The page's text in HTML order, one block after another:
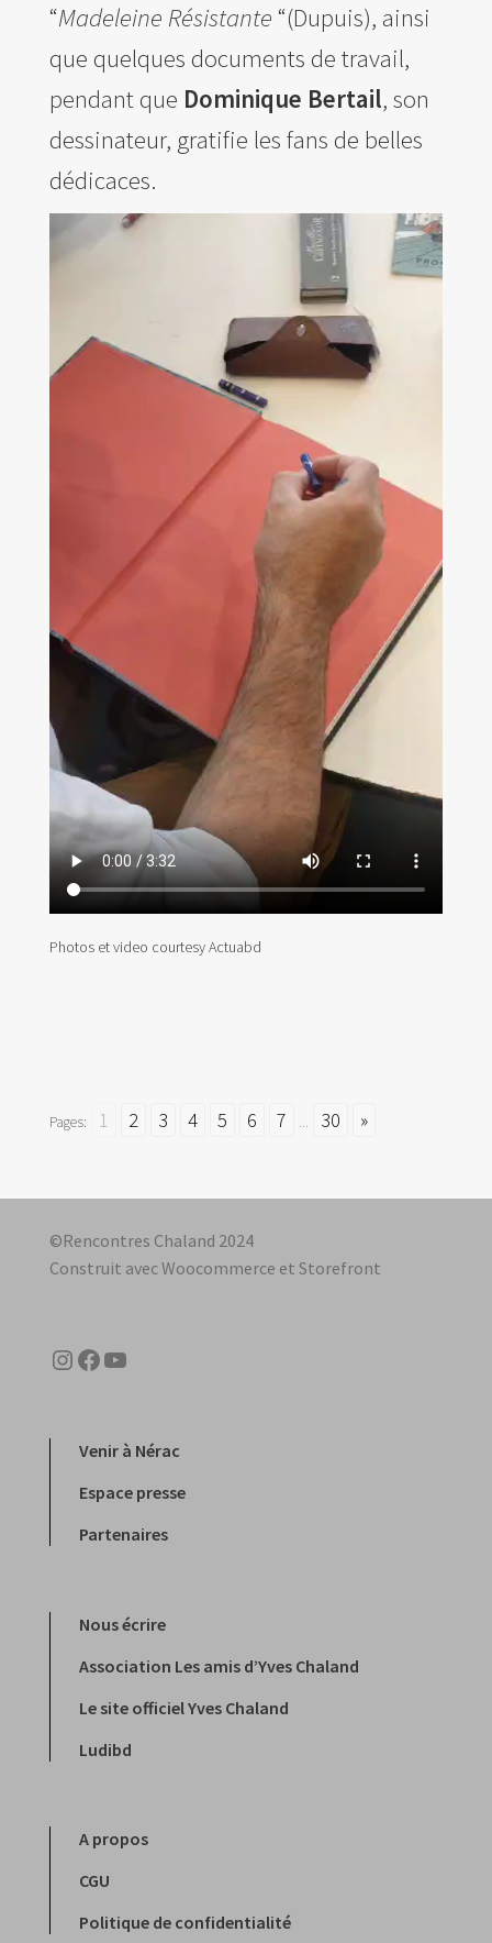
“Madeleine Résistante “(Dupuis), ainsi
que quelques documents de travail,
pendant que Dominique Bertail, son
dessinateur, gratifie les fans de belles
dédicaces.
Photos et video courtesy Actuabd
Pages: 1 2 3 4 5 6 7 ... 30 »
©Rencontres Chaland 2024
Construit avec Woocommerce et Storefront
Instagram
Facebook
YouTube
Venir à Nérac
Espace presse
Partenaires
Nous écrire
Association Les amis d’Yves Chaland
Le site officiel Yves Chaland
Ludibd
A propos
CGU
Politique de confidentialité